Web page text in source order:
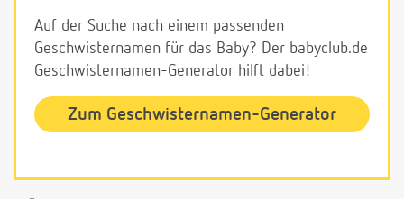
Auf der Suche nach einem passenden
Geschwisternamen für das Baby? Der babyclub.de
Geschwisternamen-Generator hilft dabei!
Zum Geschwisternamen-Generator